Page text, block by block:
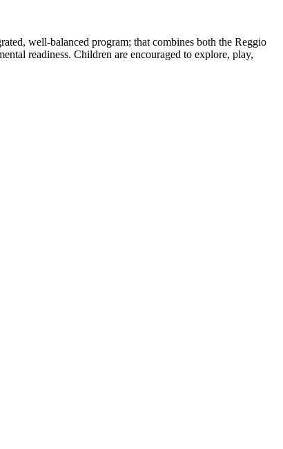
well-balanced program; that combines both the Reggio
readiness. Children are encouraged to explore, play,